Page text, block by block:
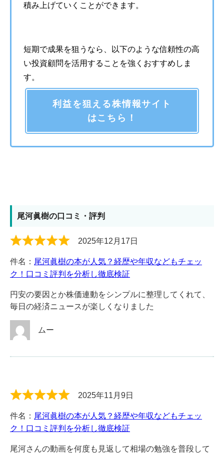
積み上げていくことができます。
短期で成果を狙うなら、以下のような信頼性の高
い投資顧問を活用することを強くおすすめしま
す。
利益を狙える株情報サイト
はこちら！
尾河眞樹の口コミ・評判
2025年12月17日
件名： 尾河眞樹の本が人気？経歴や年収などもチェッ
ク！口コミ評判を分析し徹底検証
円安の要因とか株価連動をシンプルに整理してくれて、
毎日の経済ニュースが楽しくなりました
ムー
2025年11月9日
件名： 尾河眞樹の本が人気？経歴や年収などもチェッ
ク！口コミ評判を分析し徹底検証
尾河さんの動画を何度も見返して相場の勉強を普段して